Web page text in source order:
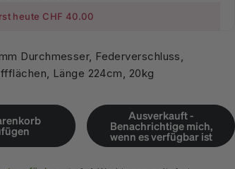
heute CHF 40.00
Durchmesser, Federverschluss,
Länge 224cm, 20kg
Ausverkauft -
Benachrichtige mich,
wenn es verfügbar ist